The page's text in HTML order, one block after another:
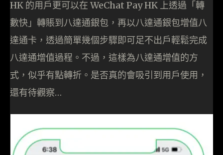
HK 的用戶更可以在 WeChat Pay HK 上透過「轉
數快」轉賬到八達通銀包，再以八達通銀包增值八
達通卡，透過簡單幾個步驟即可足不出戶輕鬆完成
八達通增值過程。不過，這樣為八達通增值的方
式，似乎有點轉折。是否真的會吸引到用戶使用，
還有待觀察…